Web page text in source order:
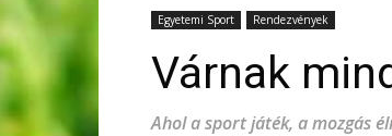
Egyetemi Sport Rendezvények
Várnak
Ahol a sport játék, a mozgás